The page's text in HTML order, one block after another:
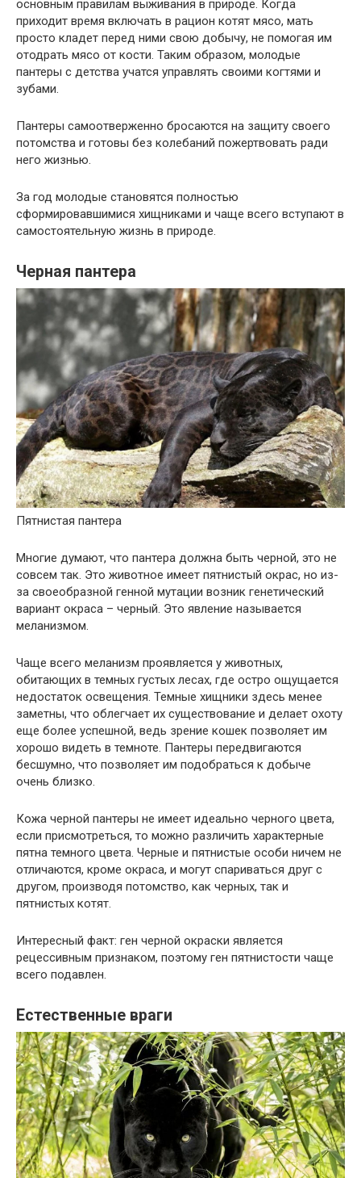
основным правилам выживания в природе. Когда
приходит время включать в рацион котят мясо, мать
просто кладет перед ними свою добычу, не помогая им
отодрать мясо от кости. Таким образом, молодые
пантеры с детства учатся управлять своими когтями и
зубами.
Пантеры самоотверженно бросаются на защиту своего
потомства и готовы без колебаний пожертвовать ради
него жизнью.
За год молодые становятся полностью
сформировавшимися хищниками и чаще всего вступают в
самостоятельную жизнь в природе.
Черная пантера
Пятнистая пантера
Многие думают, что пантера должна быть черной, это не
совсем так. Это животное имеет пятнистый окрас, но из-
за своеобразной генной мутации возник генетический
вариант окраса – черный. Это явление называется
меланизмом.
Чаще всего меланизм проявляется у животных,
обитающих в темных густых лесах, где остро ощущается
недостаток освещения. Темные хищники здесь менее
заметны, что облегчает их существование и делает охоту
еще более успешной, ведь зрение кошек позволяет им
хорошо видеть в темноте. Пантеры передвигаются
бесшумно, что позволяет им подобраться к добыче
очень близко.
Кожа черной пантеры не имеет идеально черного цвета,
если присмотреться, то можно различить характерные
пятна темного цвета. Черные и пятнистые особи ничем не
отличаются, кроме окраса, и могут спариваться друг с
другом, производя потомство, как черных, так и
пятнистых котят.
Интересный факт: ген черной окраски является
рецессивным признаком, поэтому ген пятнистости чаще
всего подавлен.
Естественные враги